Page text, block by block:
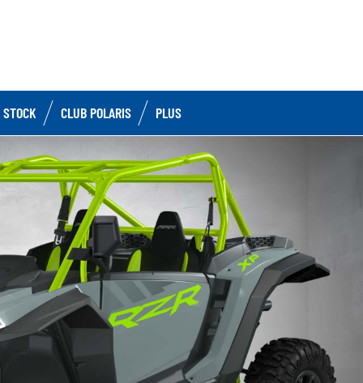
CLUB POLARIS PLUS